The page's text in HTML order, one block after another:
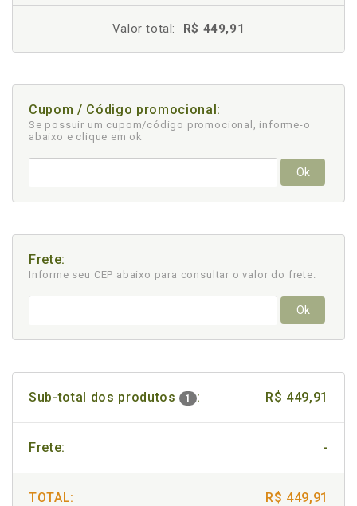
Valor total: R$ 449,91
Cupom / Código promocional:
Se possuir um cupom/código promocional, informe-o
abaixo e clique em ok
Ok
Frete:
Informe seu CEP abaixo para consultar o valor do frete.
Ok
Sub-total dos produtos 1 : R$ 449,91
Frete: -
TOTAL: R$ 449,91